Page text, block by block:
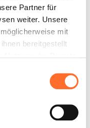
Partner für
weiter. Unsere
mit
bereitgestellt
herunter und